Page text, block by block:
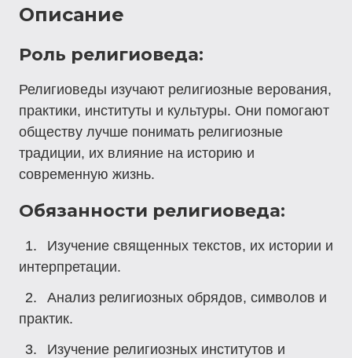
Описание
Роль религиоведа:
Религиоведы изучают религиозные верования,
практики, институты и культуры. Они помогают
обществу лучше понимать религиозные
традиции, их влияние на историю и
современную жизнь.
Обязанности религиоведа:
Изучение священных текстов, их истории и
интерпретации.
Анализ религиозных обрядов, символов и
практик.
Изучение религиозных институтов и